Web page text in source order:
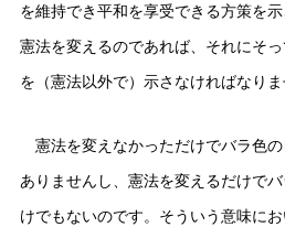
を維持でき平和を享受できる方策を
憲法を変えるのであれば、それにそ
を（憲法以外で）示さなければなりま
憲法を変えなかっただけでバラ色
ありませんし、憲法を変えるだけで
けでもないのです。そういう意味に